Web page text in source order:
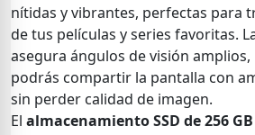
nítidas y vibrantes, perfectas para
de tus películas y series favoritas.
asegura ángulos de visión
podrás compartir la pantalla con
sin perder calidad de imagen.
El almacenamiento SSD de 256 GB